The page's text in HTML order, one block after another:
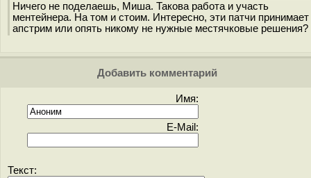
Ничего не поделаешь, Миша. Такова работа и участь
ментейнера. На том и стоим. Интересно, эти патчи принимает
апстрим или опять никому не нужные местячковые решения?
Добавить комментарий
Имя:
E-Mail:
Текст: